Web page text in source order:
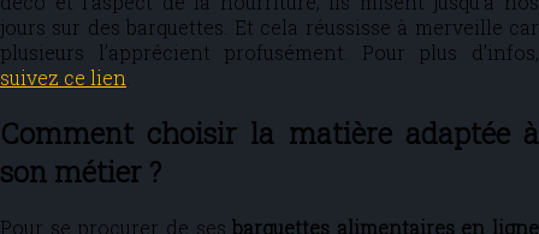
jours sur des barquettes. Et cela réussisse à merveille car
plusieurs l’apprécient profusément. Pour plus d’infos,
suivez ce lien
Comment choisir la matière adaptée à
son métier ?
Pour se procurer de sesbarquettes alimentaires en ligne